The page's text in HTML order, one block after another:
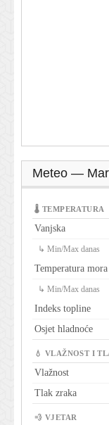
Meteo —
🌡 TEMPERATURA
Vanjska
↳ Min/Max danas
Temperatura mora
↳ Min/Max danas
Indeks topline
Osjet hladnoće
💧 VLAŽNOST I
Vlažnost
Tlak zraka
💨 VJETAR